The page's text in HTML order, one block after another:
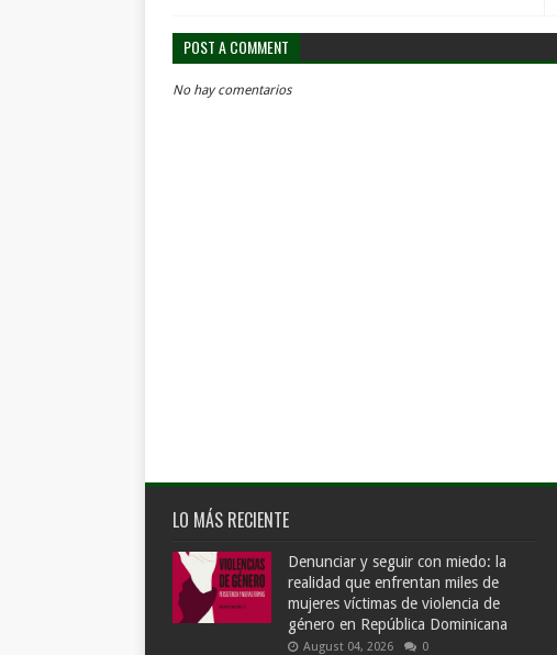
POST A COMMENT
No hay comentarios
LO MÁS RECIENTE
Denunciar y seguir con miedo: la
realidad que enfrentan miles de
mujeres víctimas de violencia de
género en República Dominicana
August 04, 2026 0